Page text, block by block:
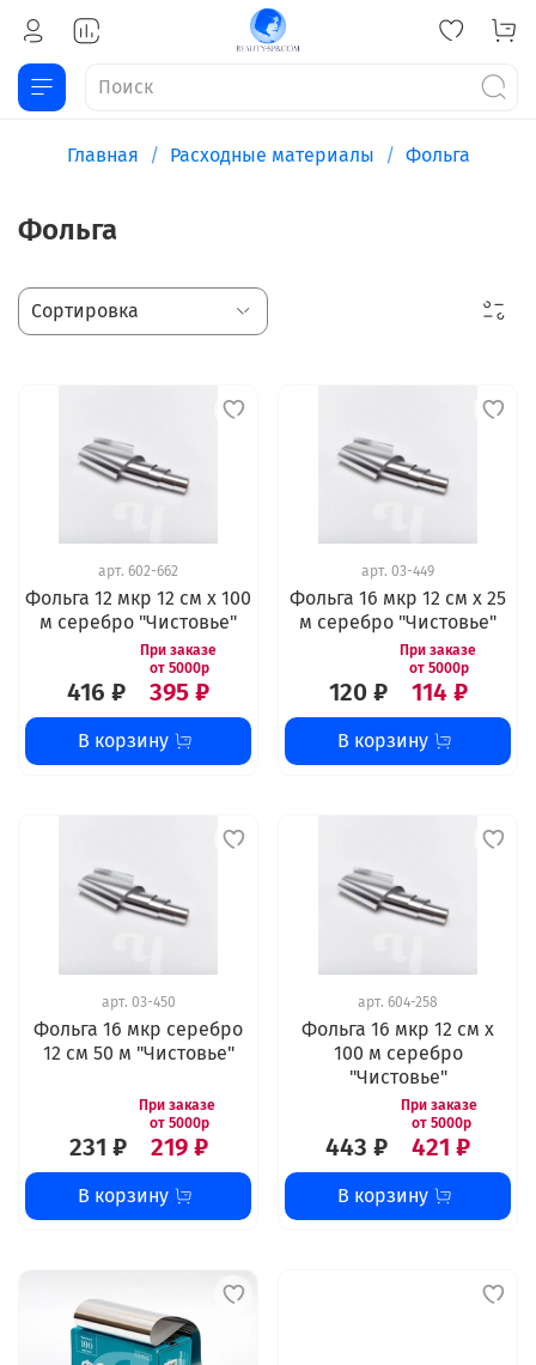
Главная Расходные материалы Фольга
Фольга
арт. 602-662
Фольга 12 мкр 12 см х 100
м серебро "Чистовье"
416 ₽ 395 ₽
В корзину
арт. 03-449
Фольга 16 мкр 12 см х 25
м серебро "Чистовье"
120 ₽ 114 ₽
В корзину
арт. 03-450
Фольга 16 мкр серебро
12 см 50 м "Чистовье"
231 ₽ 219 ₽
В корзину
арт. 604-258
Фольга 16 мкр 12 см х
100 м серебро
"Чистовье"
443 ₽ 421 ₽
В корзину